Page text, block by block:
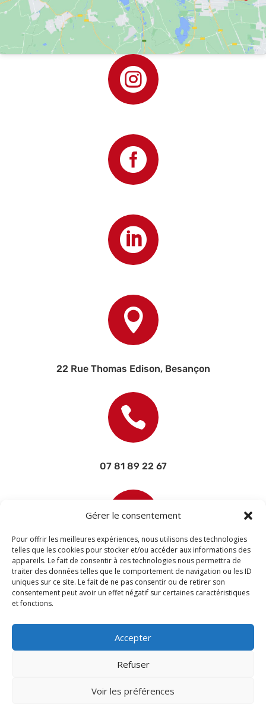
Gérer le consentement
Pour offrir les meilleures expériences, nous utilisons des technologies
telles que les cookies pour stocker et/ou accéder aux informations des
appareils. Le fait de consentir à ces technologies nous permettra de
traiter des données telles que le comportement de navigation ou les ID
uniques sur ce site. Le fait de ne pas consentir ou de retirer son
consentement peut avoir un effet négatif sur certaines caractéristiques
et fonctions.
Accepter
Refuser
Voir les préférences




22 Rue Thomas Edison, Besançon

07 81 89 22 67

contact@devisettravaux.fr
© 2026 M Development–Mentions légales